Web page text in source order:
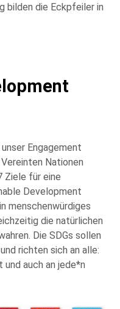
bilden die Eckpfeiler in
Engagement
Nationen
Ziele für eine
Development
menschenwürdiges
die natürlichen
Die SDGs sollen
richten sich an alle:
auch an jede*n